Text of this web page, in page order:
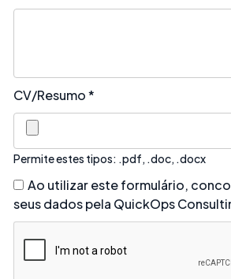
CV/Resumo*
Permite estes tipos: .pdf, .doc, .docx
Ao utilizar este formulário,
seus dados pela QuickOps